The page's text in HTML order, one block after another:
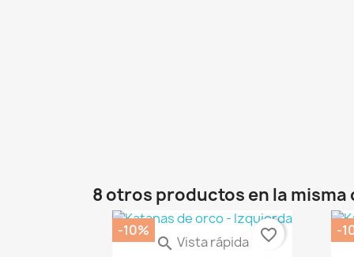
8 otros productos en la misma
 Vista rápida
Soporte Para Aerografo
-10% favorite_border -